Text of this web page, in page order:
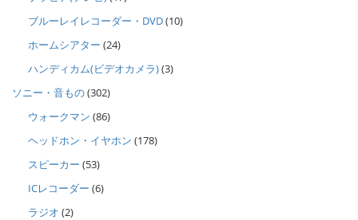
ブルーレイレコーダー・DVD(10)
ホームシアター (24)
ハンディカム(ビデオカメラ)(3)
ソニー・音もの(302)
ウォークマン (86)
ヘッドホン・イヤホン (178)
スピーカー (53)
ICレコーダー (6)
ラジオ (2)